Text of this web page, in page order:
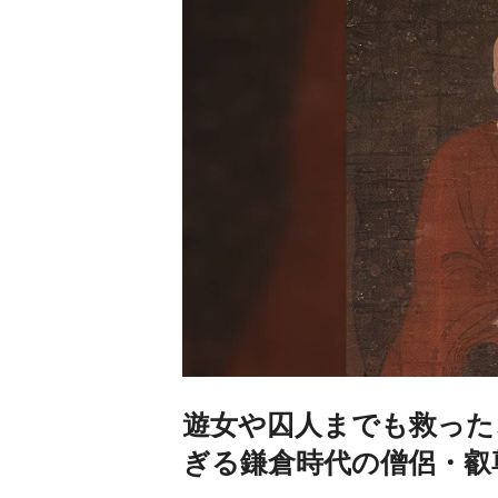
遊女や囚人までも救っ
ぎる鎌倉時代の僧侶・